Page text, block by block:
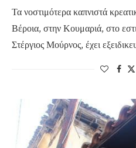
Τα νοστιμότερα καπνιστά
Βέροια, στην Κουμαριά, στο
Στέργιος Μούρνος, έχει